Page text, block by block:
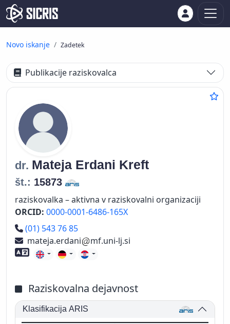
Novo iskanje Zadetek
Publikacije raziskovalca
dr. Mateja Erdani Kreft
št.: 15873
raziskovalka – aktivna v raziskovalni organizaciji
ORCID: 0000-0001-6486-165X
Telefon
(01) 543 76 85
mateja.erdani
mf.uni-lj.si
Znanje tujih jezikov
Raziskovalna dejavnost
Klasifikacija ARIS